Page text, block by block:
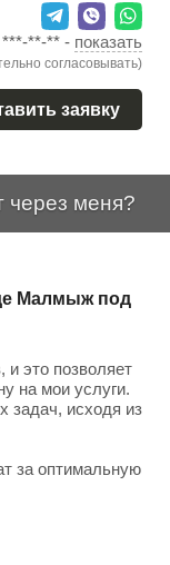
**-** - показать
согласовывать)
заявку
через меня?
Малмыж под
это позволяет
на мои услуги.
задач, исходя из
за оптимальную